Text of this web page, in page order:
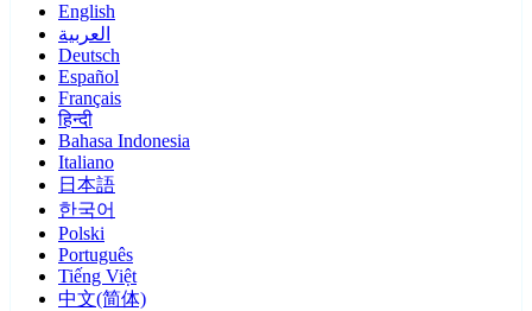
English
العربية
Deutsch
Español
Français
हिन्दी
Bahasa Indonesia
Italiano
日本語
한국어
Polski
Português
Tiếng Việt
中文(简体)